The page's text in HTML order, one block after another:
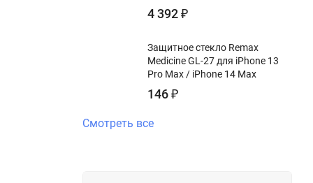
4 392₽
Защитное стекло Remax
Medicine GL-27 для iPhone 13
Pro Max / iPhone 14 Max
146₽
Смотреть все